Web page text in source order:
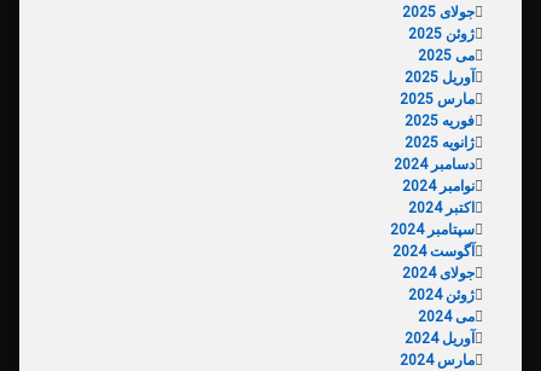
جولای 2025
ژوئن 2025
می 2025
آوریل 2025
مارس 2025
فوریه 2025
ژانویه 2025
دسامبر 2024
نوامبر 2024
اکتبر 2024
سپتامبر 2024
آگوست 2024
جولای 2024
ژوئن 2024
می 2024
آوریل 2024
مارس 2024